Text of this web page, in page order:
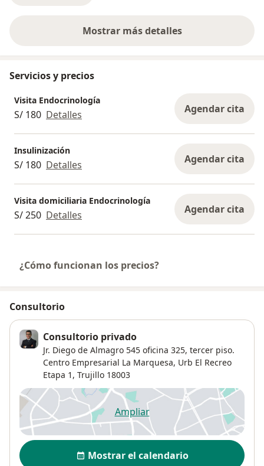
Mostrar más detalles
sobre la experiencia
Servicios y precios
Visita Endocrinología
S/ 180 Detalles Agendar cita
Insulinización
S/ 180 Detalles Agendar cita
Visita domiciliaria Endocrinología
S/ 250 Detalles Agendar cita
¿Cómo funcionan los precios?
Consultorio
Consultorio privado
Jr. Diego de Almagro 545 oficina 325, tercer piso.
Centro Empresarial La Marquesa, Urb El Recreo
Etapa 1 , Trujillo 18003
Ampliarse abre en una nueva
Disponibilidad
Mostrar el calendario